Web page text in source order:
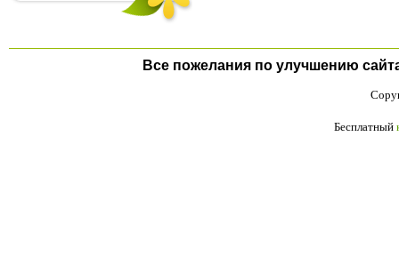
Все пожелания по улучшению
Бесплатный